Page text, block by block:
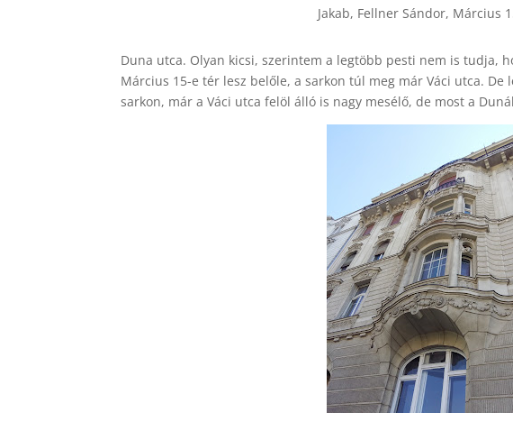
Jakab, Fellner Sándor, Március
Duna utca. Olyan kicsi, szerintem a legtöbb pesti nem is tudja,
Március 15-e tér lesz belőle, a sarkon túl meg már Váci utca. De
sarkon, már a Váci utca felöl álló is nagy mesélő, de most a